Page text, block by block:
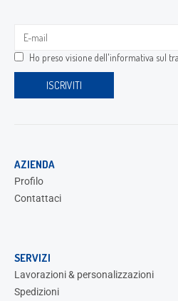
Ho preso visione dell'informativa sul
AZIENDA
Profilo
Contattaci
SERVIZI
Lavorazioni & personalizzazioni
Spedizioni